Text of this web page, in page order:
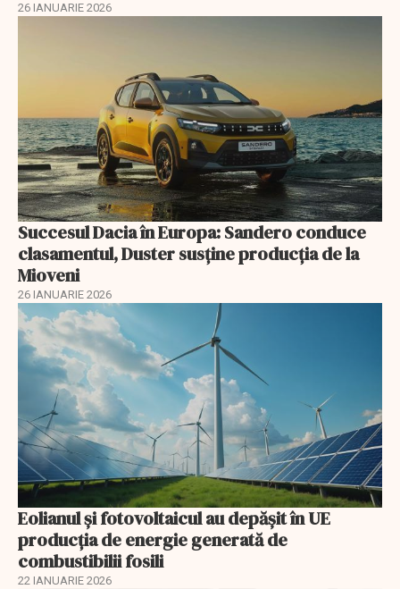
26 IANUARIE 2026
Succesul Dacia în Europa: Sandero conduce
clasamentul, Duster susține producția de la
Mioveni
26 IANUARIE 2026
Eolianul și fotovoltaicul au depășit în UE
producția de energie generată de
combustibilii fosili
22 IANUARIE 2026